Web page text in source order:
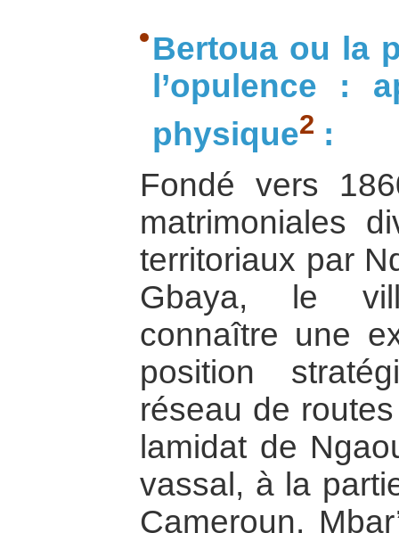
Bertoua ou la
l’opulence :
physique2 :
Fondé vers
matrimoniales
territoriaux par
Gbaya, le
connaître une
position
réseau de
lamidat de
vassal, à la
Cameroun.